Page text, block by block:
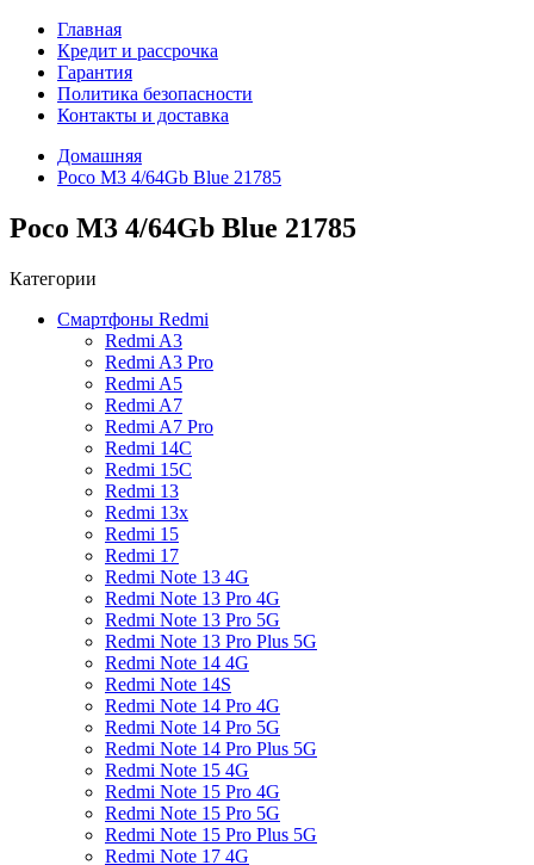
Главная
Кредит и рассрочка
Гарантия
Политика безопасности
Контакты и доставка
Домашняя
Poco M3 4/64Gb Blue 21785
Poco M3 4/64Gb Blue 21785
Категории
Смартфоны Redmi
Redmi A3
Redmi A3 Pro
Redmi A5
Redmi A7
Redmi A7 Pro
Redmi 14C
Redmi 15C
Redmi 13
Redmi 13x
Redmi 15
Redmi 17
Redmi Note 13 4G
Redmi Note 13 Pro 4G
Redmi Note 13 Pro 5G
Redmi Note 13 Pro Plus 5G
Redmi Note 14 4G
Redmi Note 14S
Redmi Note 14 Pro 4G
Redmi Note 14 Pro 5G
Redmi Note 14 Pro Plus 5G
Redmi Note 15 4G
Redmi Note 15 Pro 4G
Redmi Note 15 Pro 5G
Redmi Note 15 Pro Plus 5G
Redmi Note 17 4G